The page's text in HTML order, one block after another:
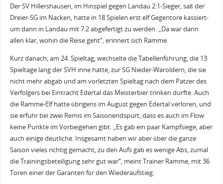
Der SV Hillershausen, im Hinspiel gegen Landau 2:1-Sieger, saß der
Dreier-SG im Nacken, hatte in 18 Spielen erst elf Gegentore kassiert-
um dann in Landau mit 7:2 abgefertigt zu werden. „Da war dann
allen klar, wohin die Reise geht“, erinnert sich Ramme.
Kurz danach, am 24. Spieltag, wechselte die Tabellenführung, die 13
Spieltage lang der SVH inne hatte, zur SG Nieder-Waroldern, die sie
nicht mehr abgab und am vorletzten Spieltag nach dem Patzer des
Verfolgers bei Eintracht Edertal das Meisterbier trinken durfte. Auch
die Ramme-Elf hatte übrigens im August gegen Edertal verloren, und
sie erfuhr bei zwei Remis im Saisonendspurt, dass es auch im Flow
keine Punkte im Vorbeigehen gibt. „Es gab ein paar Kampfsiege, aber
auch einige deutliche. Insgesamt haben wir aber über die ganze
Saison vieles richtig gemacht, zu den Aufs gab es wenige Abs, zumal
die Trainingsbeteiligung sehr gut war“, meint Trainer Ramme, mit 36
Toren einer der Garanten für den Wiederaufstieg.